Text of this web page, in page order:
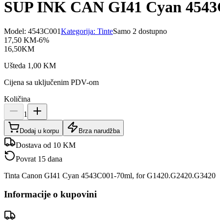
SUP INK CAN GI41 Cyan
Model: 4543C001Kategorija: TinteSamo 2 dostupno
17,50 KM-6%
16,50KM
Ušteda 1,00 KM
Cijena sa uključenim PDV-om
Količina
1
Dodaj u korpu Brza narudžba
Dostava od 10 KM
Povrat 15 dana
Tinta Canon GI41 Cyan 4543C001-70ml, for G1420.G2420.G3420
Informacije o kupovini